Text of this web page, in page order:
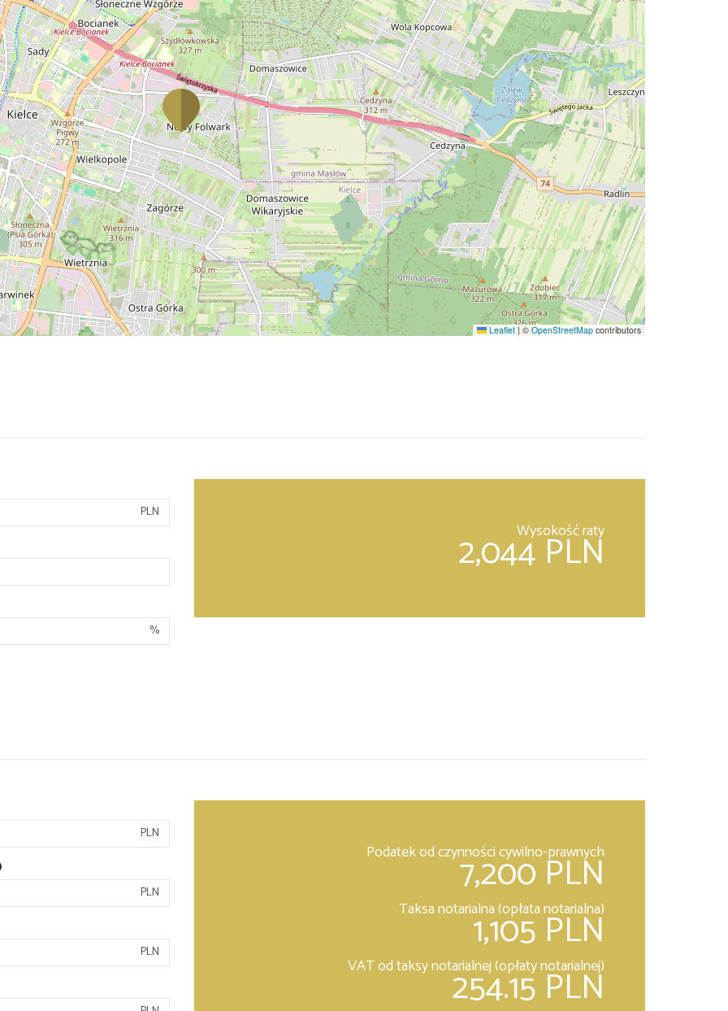
Leaflet | © OpenStreetMap contributors
PLN
%
Wysokość raty
2,044 PLN
PLN
PLN
PLN
Podatek od czynności cywilno-prawnych
7,200 PLN
Taksa notarialna (opłata notarialna)
1,105 PLN
VAT od taksy notarialnej (opłaty notarialnej)
254.15 PLN